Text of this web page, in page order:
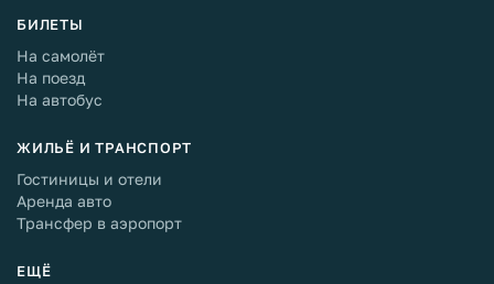
БИЛЕТЫ
На самолёт
На поезд
На автобус
ЖИЛЬЁ И ТРАНСПОРТ
Гостиницы и отели
Аренда авто
Трансфер в аэропорт
ЕЩЁ